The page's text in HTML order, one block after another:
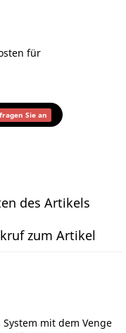
für
Sie an
des Artikels
zum Artikel
mit dem Venge